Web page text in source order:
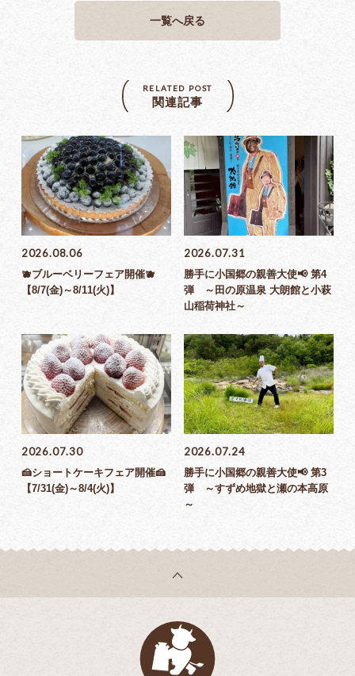
一覧へ戻る
RELATED POST
関連記事
2026.08.06
🫐ブルーベリーフェア開催🫐
【8/7(金)～8/11(火)】
2026.07.31
勝手に小国郷の親善大使📢 第4
弾 ～田の原温泉 大朗館と小萩
山稲荷神社～
2026.07.30
🍰ショートケーキフェア開催🍰
【7/31(金)～8/4(火)】
2026.07.24
勝手に小国郷の親善大使📢 第3
弾 ～すずめ地獄と瀬の本高原
～